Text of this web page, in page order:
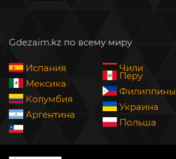
Gdezaim.kz по всему миру
Испания
Мексика
Колумбия
Аргентина
Чили
Перу
Филиппины
Украина
Польша